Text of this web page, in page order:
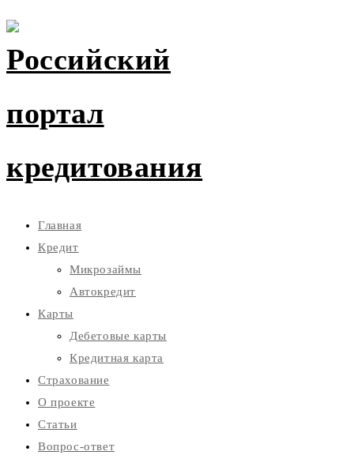
Главная
Кредит
Микрозаймы
Автокредит
Карты
Дебетовые карты
Кредитная карта
Страхование
О проекте
Статьи
Вопрос-ответ